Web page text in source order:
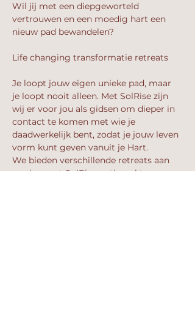
Wil jij met een diepgeworteld
vertrouwen en een moedig hart een
nieuw pad bewandelen?
Je loopt jouw eigen unieke pad, maar
je loopt nooit alleen. Met SolRise zijn
wij er voor jou als gidsen om dieper in
contact te komen met wie je
daadwerkelijk bent, zodat je jouw leven
vorm kunt geven vanuit je Hart.
We bieden verschillende retreats aan
om jou met SolRise optimaal te